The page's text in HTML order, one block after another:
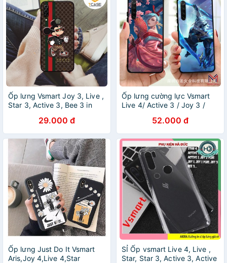
Ốp lưng Vsmart Joy 3, Live ,
Star 3, Active 3, Bee 3 in
29.000 đ
Ốp lưng cường lực Vsmart
Live 4/ Active 3 / Joy 3 /
52.000 đ
Ốp lưng Just Do It Vsmart
Aris,Joy 4,Live 4,Star
SỈ Ốp vsmart Live 4, Live ,
Star, Star 3, Active 3, Active